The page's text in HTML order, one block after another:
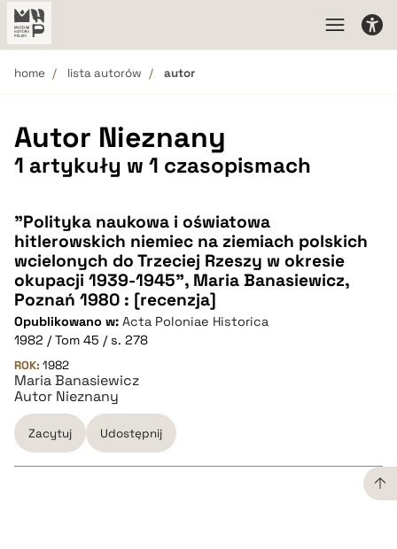
home lista autorów autor
Autor Nieznany
1 artykuły w 1 czasopismach
"Polityka naukowa i oświatowa
hitlerowskich niemiec na ziemiach polskich
wcielonych do Trzeciej Rzeszy w okresie
okupacji 1939-1945", Maria Banasiewicz,
Poznań 1980 : [recenzja]
Opublikowano w: Acta Poloniae Historica
1982 / Tom 45 / s. 278
ROK: 1982
Maria Banasiewicz
Autor Nieznany
Zacytuj Udostępnij